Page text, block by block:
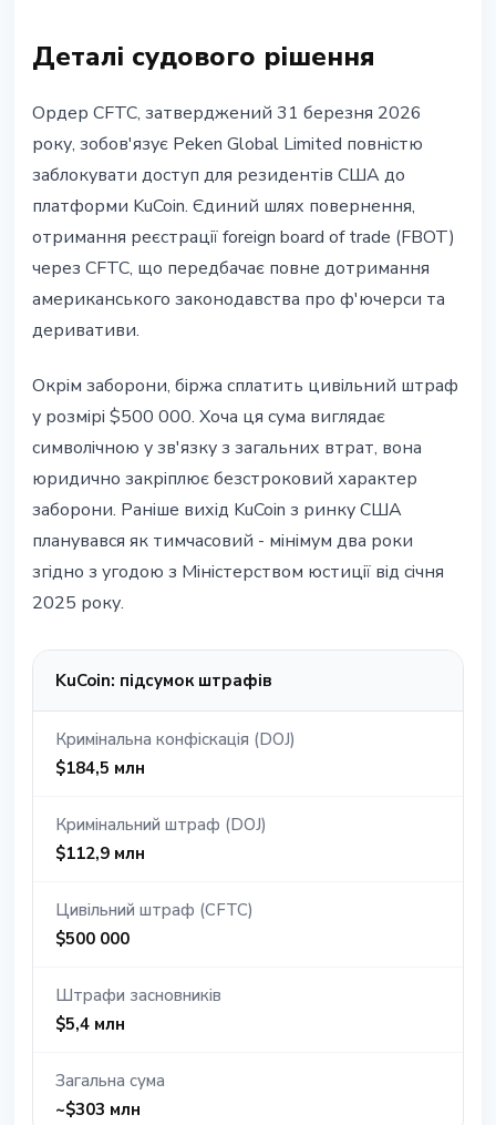
Деталі судового рішення
Ордер CFTC, затверджений 31 березня 2026
року, зобов'язує Peken Global Limited повністю
заблокувати доступ для резидентів США до
платформи KuCoin. Єдиний шлях повернення,
отримання реєстрації foreign board of trade (FBOT)
через CFTC, що передбачає повне дотримання
американського законодавства про ф'ючерси та
деривативи.
Окрім заборони, біржа сплатить цивільний штраф
у розмірі $500 000. Хоча ця сума виглядає
символічною у зв'язку з загальних втрат, вона
юридично закріплює безстроковий характер
заборони. Раніше вихід KuCoin з ринку США
планувався як тимчасовий - мінімум два роки
згідно з угодою з Міністерством юстиції від січня
2025 року.
KuCoin: підсумок штрафів
Кримінальна конфіскація (DOJ)
$184,5 млн
Кримінальний штраф (DOJ)
$112,9 млн
Цивільний штраф (CFTC)
$500 000
Штрафи засновників
$5,4 млн
Загальна сума
~$303 млн